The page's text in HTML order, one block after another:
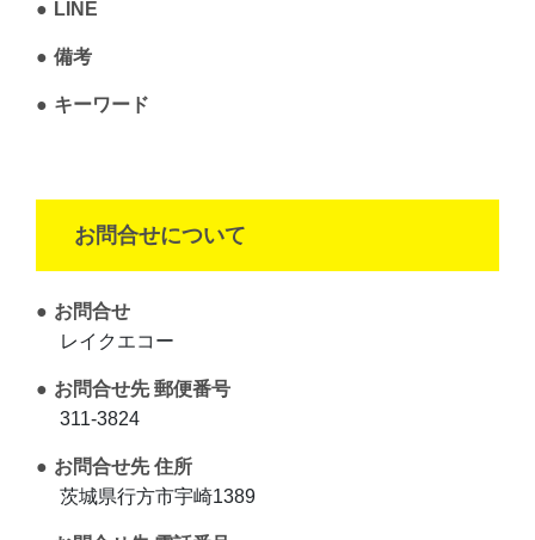
LINE
備考
キーワード
お問合せについて
お問合せ
レイクエコー
お問合せ先 郵便番号
311-3824
お問合せ先 住所
茨城県行方市宇崎1389